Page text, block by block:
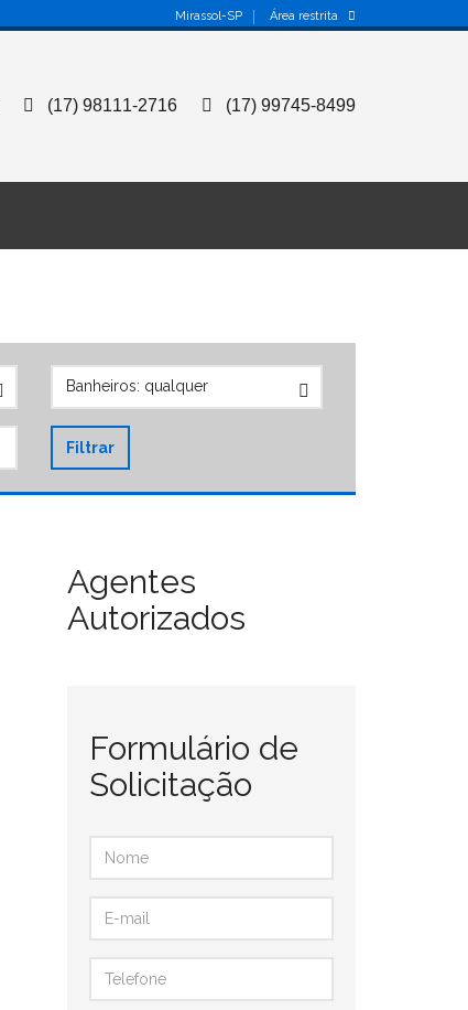
Mirassol-SP Área restrita
(17) 98111-2716 (17) 99745-8499
Filtrar
Agentes
Autorizados
Formulário de
Solicitação